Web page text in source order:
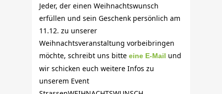
Jeder, der einen Weihnachtswunsch
erfüllen und sein Geschenk persönlich am
11.12. zu unserer
Weihnachtsveranstaltung vorbeibringen
möchte, schreibt uns bitteeine E-Mail und
wir schicken euch weitere Infos zu
unserem Event